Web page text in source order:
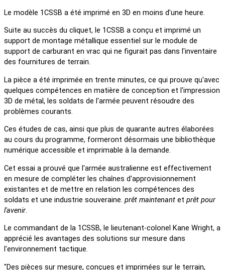
Le modèle 1CSSB a été imprimé en 3D en moins d'une heure.
Suite au succès du cliquet, le 1CSSB a conçu et imprimé un
support de montage métallique essentiel sur le module de
support de carburant en vrac qui ne figurait pas dans l'inventaire
des fournitures de terrain.
La pièce a été imprimée en trente minutes, ce qui prouve qu'avec
quelques compétences en matière de conception et l'impression
3D de métal, les soldats de l'armée peuvent résoudre des
problèmes courants.
Ces études de cas, ainsi que plus de quarante autres élaborées
au cours du programme, formeront désormais une bibliothèque
numérique accessible et imprimable à la demande.
Cet essai a prouvé que l'armée australienne est effectivement
en mesure de compléter les chaînes d'approvisionnement
existantes et de mettre en relation les compétences des
soldats et une industrie souveraine. prêt maintenant et prêt pour
l'avenir.
Le commandant de la 1CSSB, le lieutenant-colonel Kane Wright, a
apprécié les avantages des solutions sur mesure dans
l'environnement tactique.
"Des pièces sur mesure, conçues et imprimées sur le terrain,